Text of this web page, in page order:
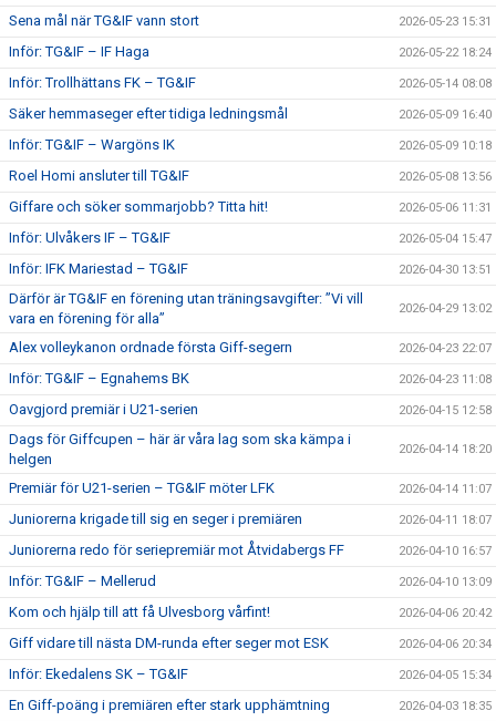
Sena mål när TG&IF vann stort 2026-05-23 15:31
Inför: TG&IF – IF Haga 2026-05-22 18:24
Inför: Trollhättans FK – TG&IF 2026-05-14 08:08
Säker hemmaseger efter tidiga ledningsmål 2026-05-09 16:40
Inför: TG&IF – Wargöns IK 2026-05-09 10:18
Roel Homi ansluter till TG&IF 2026-05-08 13:56
Giffare och söker sommarjobb? Titta hit! 2026-05-06 11:31
Inför: Ulvåkers IF – TG&IF 2026-05-04 15:47
Inför: IFK Mariestad – TG&IF 2026-04-30 13:51
Därför är TG&IF en förening utan träningsavgifter: ”Vi vill
vara en förening för alla”
2026-04-29 13:02
Alex volleykanon ordnade första Giff-segern 2026-04-23 22:07
Inför: TG&IF – Egnahems BK 2026-04-23 11:08
Oavgjord premiär i U21-serien 2026-04-15 12:58
Dags för Giffcupen – här är våra lag som ska kämpa i
helgen
2026-04-14 18:20
Premiär för U21-serien – TG&IF möter LFK 2026-04-14 11:07
Juniorerna krigade till sig en seger i premiären 2026-04-11 18:07
Juniorerna redo för seriepremiär mot Åtvidabergs FF 2026-04-10 16:57
Inför: TG&IF – Mellerud 2026-04-10 13:09
Kom och hjälp till att få Ulvesborg vårfint! 2026-04-06 20:42
Giff vidare till nästa DM-runda efter seger mot ESK 2026-04-06 20:34
Inför: Ekedalens SK – TG&IF 2026-04-05 15:34
En Giff-poäng i premiären efter stark upphämtning 2026-04-03 18:35